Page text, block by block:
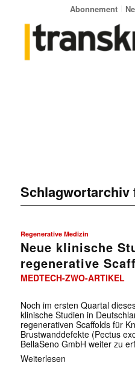
Abonnement
Schlagwortarchiv
Regenerative Medizin
Neue klinische
regenerative
MEDTECH-ZWO-ARTIKEL
Noch im ersten Quartal
klinische Studien in
regenerativen Scaffolds für
Brustwanddefekte (Pectus
BellaSeno GmbH weiter zu
Weiterlesen